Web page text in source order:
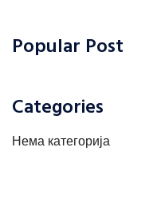
Popular Post
Categories
Нема категорија